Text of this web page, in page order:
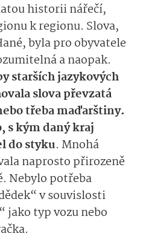
historii nářečí,
k regionu. Slova,
byla pro obyvatele
a naopak.
starších jazykových
slova převzatá
třeba maďarštiny.
s kým daný kraj
do styku. Mnohá
naprosto přirozeně
Nebylo potřeba
v souvislosti
jako typ vozu nebo